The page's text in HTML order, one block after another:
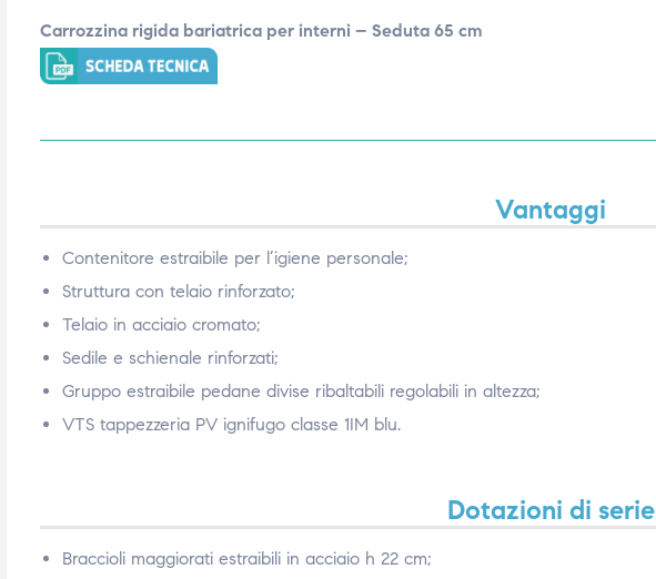
Carrozzina rigida bariatrica per interni – Seduta 65 cm
Vantaggi
Contenitore estraibile per l’igiene personale;
Struttura con telaio rinforzato;
Telaio in acciaio cromato;
Sedile e schienale rinforzati;
Gruppo estraibile pedane divise ribaltabili regolabili in altezza;
VTS tappezzeria PV ignifugo classe 1IM blu.
Dotazioni di serie
Braccioli maggiorati estraibili in acciaio h 22 cm;